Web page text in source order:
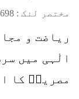
مختصر لنک :
ریاضت و
الٰہی میں
مصریہؒ کا